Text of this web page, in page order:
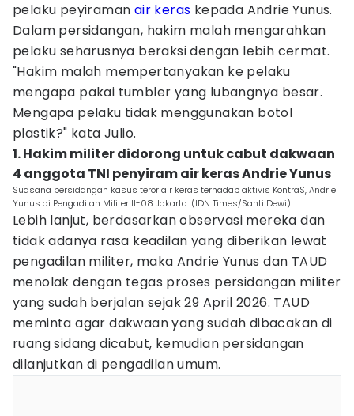
pelaku peyiraman air keras kepada Andrie Yunus.
Dalam persidangan, hakim malah mengarahkan
pelaku seharusnya beraksi dengan lebih cermat.
"Hakim malah mempertanyakan ke pelaku
mengapa pakai tumbler yang lubangnya besar.
Mengapa pelaku tidak menggunakan botol
plastik?" kata Julio.
1. Hakim militer didorong untuk cabut dakwaan
4 anggota TNI penyiram air keras Andrie Yunus
Suasana persidangan kasus teror air keras terhadap aktivis KontraS, Andrie
Yunus di Pengadilan Militer II-08 Jakarta. (IDN Times/Santi Dewi)
Lebih lanjut, berdasarkan observasi mereka dan
tidak adanya rasa keadilan yang diberikan lewat
pengadilan militer, maka Andrie Yunus dan TAUD
menolak dengan tegas proses persidangan militer
yang sudah berjalan sejak 29 April 2026. TAUD
meminta agar dakwaan yang sudah dibacakan di
ruang sidang dicabut, kemudian persidangan
dilanjutkan di pengadilan umum.